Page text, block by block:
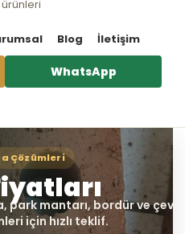
Blog İletişim
WhatsApp